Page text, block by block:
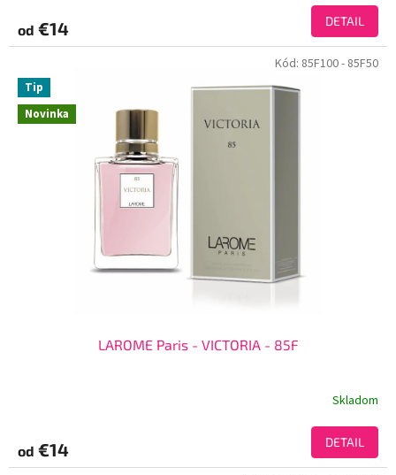
od €14 DETAIL
Novinka
Tip
LAROME Paris - VICTORIA - 85F
Skladom
od €14 DETAIL
Kód: 85F100- 85F50